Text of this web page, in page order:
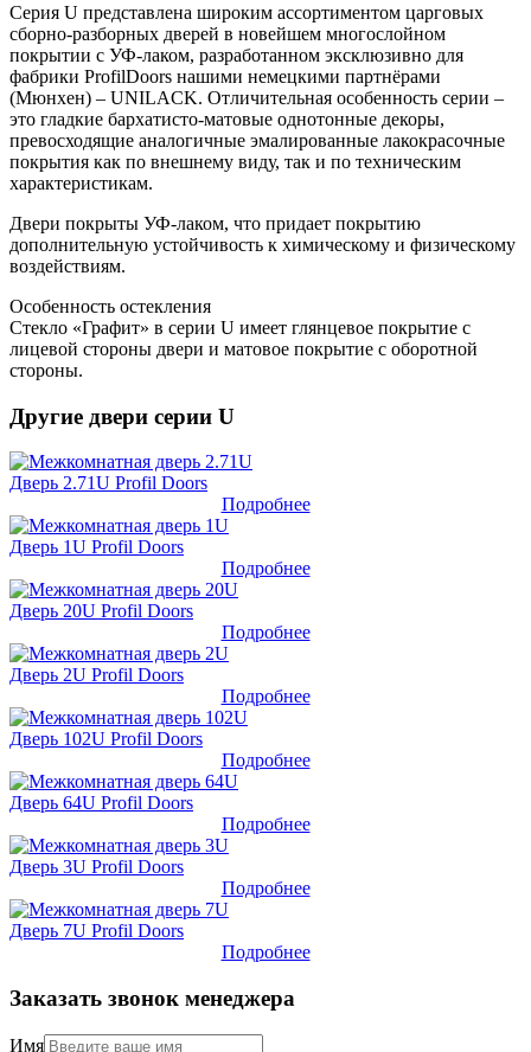
Серия U представлена широким ассортиментом царговых
сборно-разборных дверей в новейшем многослойном
покрытии с УФ-лаком, разработанном эксклюзивно для
фабрики ProfilDoors нашими немецкими партнёрами
(Мюнхен) – UNILACK. Отличительная особенность серии –
это гладкие бархатисто-матовые однотонные декоры,
превосходящие аналогичные эмалированные лакокрасочные
покрытия как по внешнему виду, так и по техническим
характеристикам.
Двери покрыты УФ-лаком, что придает покрытию
дополнительную устойчивость к химическому и физическому
воздействиям.
Особенность остекления
Стекло «Графит» в серии U имеет глянцевое покрытие с
лицевой стороны двери и матовое покрытие с оборотной
стороны.
Другие двери серии U
Дверь 2.71U Profil Doors
Подробнее
Дверь 1U Profil Doors
Подробнее
Дверь 20U Profil Doors
Подробнее
Дверь 2U Profil Doors
Подробнее
Дверь 102U Profil Doors
Подробнее
Дверь 64U Profil Doors
Подробнее
Дверь 3U Profil Doors
Подробнее
Дверь 7U Profil Doors
Подробнее
Заказать звонок менеджера
Имя